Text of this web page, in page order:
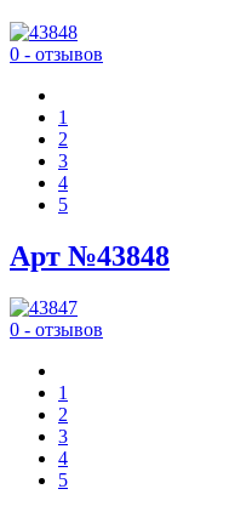
0 - отзывов
1
2
3
4
5
Арт №43848
0 - отзывов
1
2
3
4
5